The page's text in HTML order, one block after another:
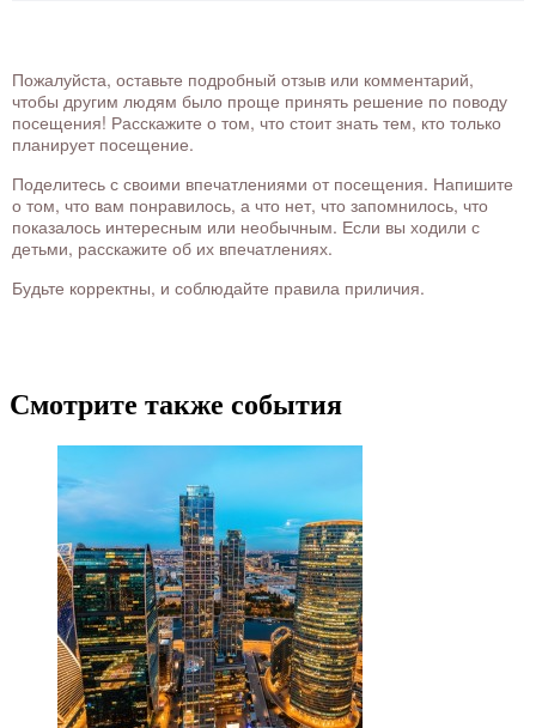
Пожалуйста, оставьте подробный отзыв или комментарий,
чтобы другим людям было проще принять решение по поводу
посещения! Расскажите о том, что стоит знать тем, кто только
планирует посещение.
Поделитесь с своими впечатлениями от посещения. Напишите
о том, что вам понравилось, а что нет, что запомнилось, что
показалось интересным или необычным. Если вы ходили с
детьми, расскажите об их впечатлениях.
Будьте корректны, и соблюдайте правила приличия.
Смотрите также события